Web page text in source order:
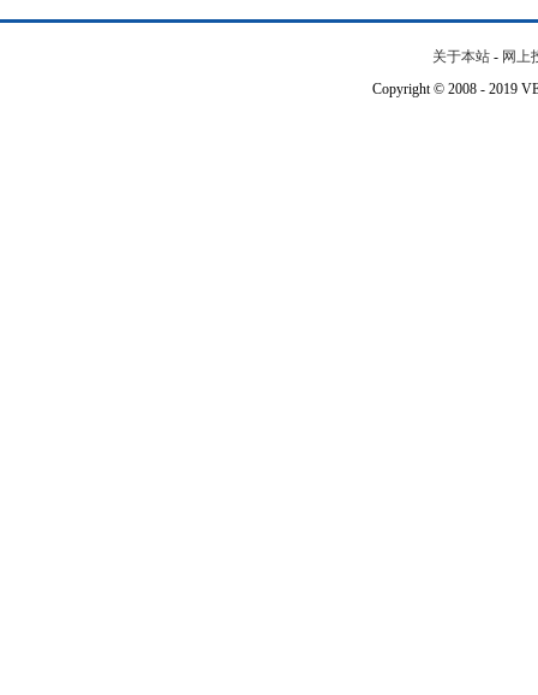
关于本站 - 网上
Copyright © 2008 - 2019